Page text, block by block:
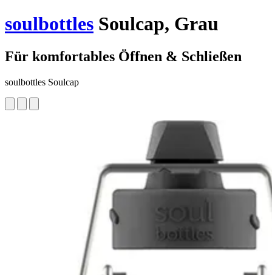
soulbottles Soulcap, Grau
Für komfortables Öffnen & Schließen
soulbottles Soulcap